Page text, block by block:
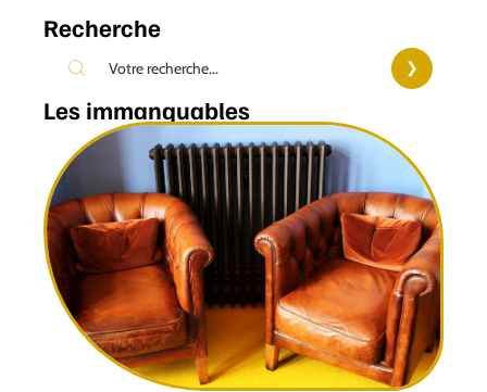
Recherche
Les immanquables